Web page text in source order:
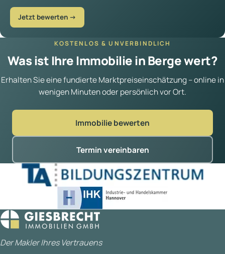
Jetzt bewerten →
KOSTENLOS & UNVERBINDLICH
Was ist Ihre Immobilie in Berge wert?
Erhalten Sie eine fundierte Marktpreiseinschätzung – online in
wenigen Minuten oder persönlich vor Ort.
Immobilie bewerten
Termin vereinbaren
Der Makler Ihres Vertrauens